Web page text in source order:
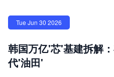
Tue Jun 30 2026
韩国万亿'芯'基建拆解
代'油田'